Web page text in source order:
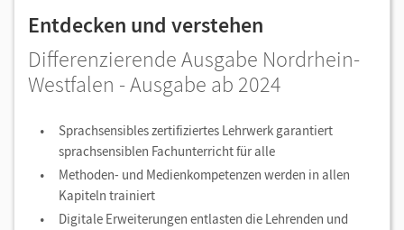
Entdecken und verstehen
Differenzierende Ausgabe Nordrhein-
Westfalen - Ausgabe ab 2024
Sprachsensibles zertifiziertes Lehrwerk garantiert
sprachsensiblen Fachunterricht für alle
Methoden- und Medienkompetenzen werden in allen
Kapiteln trainiert
Digitale Erweiterungen entlasten die Lehrenden und